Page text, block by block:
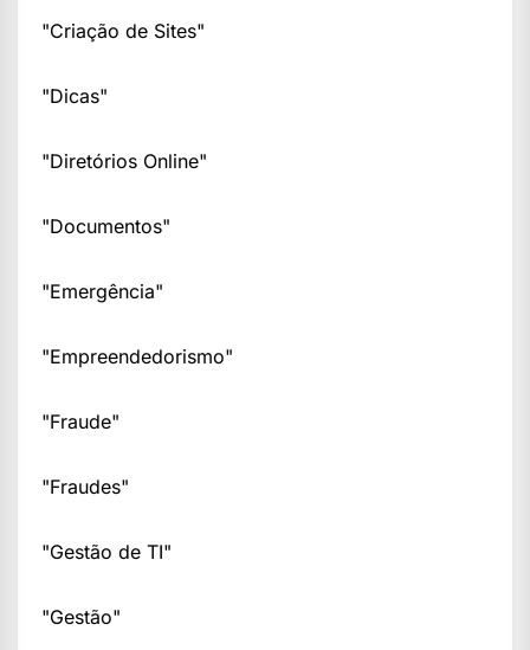
"Criação de Sites"
"Dicas"
"Diretórios Online"
"Documentos"
"Emergência"
"Empreendedorismo"
"Fraude"
"Fraudes"
"Gestão de TI"
"Gestão"